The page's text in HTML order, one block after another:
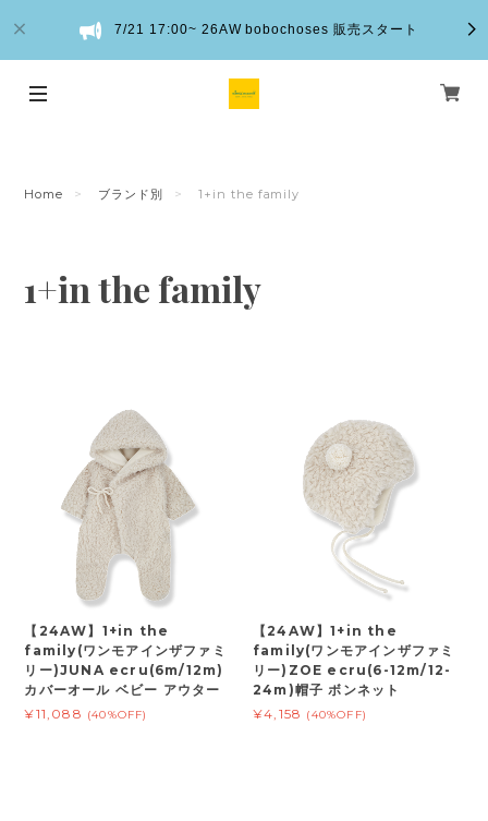
7/21 17:00~ 26AW bobochoses 販売スタート
Home ブランド別 1+in the family
1+in the family
【24AW】1+in the
family(ワンモアインザファミ
リー)JUNA ecru(6m/12m)
カバーオール ベビー アウター
¥11,088 (40%OFF)
【24AW】1+in the
family(ワンモアインザファミ
リー)ZOE ecru(6-12m/12-
24m)帽子 ボンネット
¥4,158 (40%OFF)